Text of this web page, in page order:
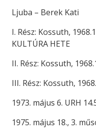
Ljuba – Berek Kati
I. Rész: Kossuth,
KULTÚRA HETE
II. Rész: Kossuth,
III. Rész: Kossuth,
1973. május 6. URH
1975. május 18., 3.